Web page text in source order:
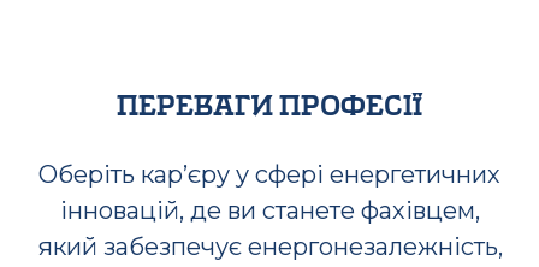
переваги професії
Оберіть кар’єру у сфері енергетичних
інновацій, де ви станете фахівцем,
який забезпечує енергонезалежність,